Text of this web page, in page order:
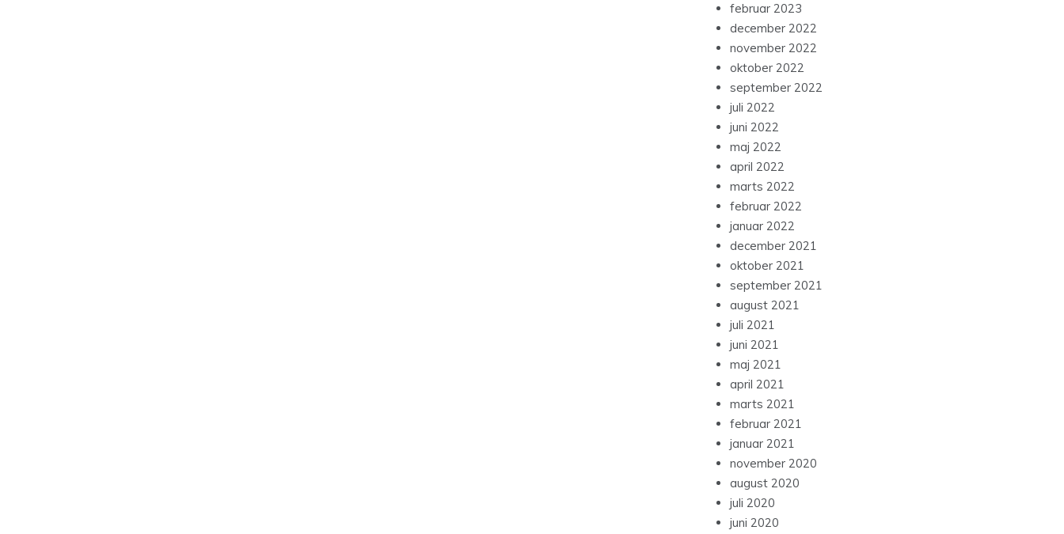
februar 2023
december 2022
november 2022
oktober 2022
september 2022
juli 2022
juni 2022
maj 2022
april 2022
marts 2022
februar 2022
januar 2022
december 2021
oktober 2021
september 2021
august 2021
juli 2021
juni 2021
maj 2021
april 2021
marts 2021
februar 2021
januar 2021
november 2020
august 2020
juli 2020
juni 2020